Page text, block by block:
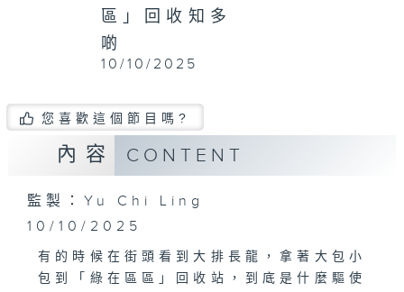
區」回收知多
啲
10/10/2025
您喜歡這個節目嗎?
內容 CONTENT
監製：Yu Chi Ling
10/10/2025
有的時候在街頭看到大排長龍，拿著大包小
包到「綠在區區」回收站，到底是什麼驅使